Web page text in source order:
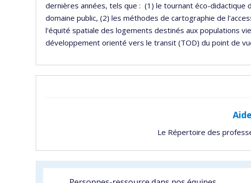
dernières années, tels que : (1) le tournant éco-didactique
domaine public, (2) les méthodes de cartographie de
l'équité spatiale des logements destinés aux populations
développement orienté vers le transit (TOD) du point de
Le Répertoire des